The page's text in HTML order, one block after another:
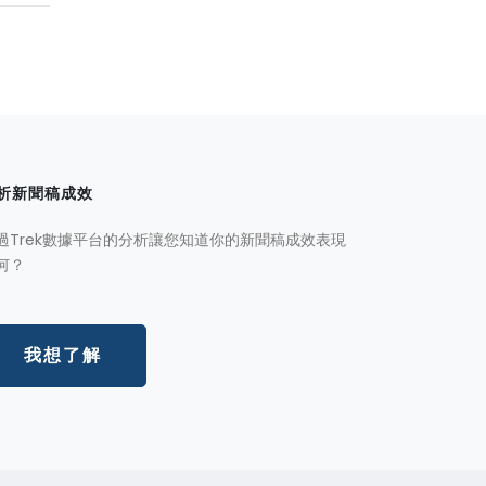
新聞稿成效
Trek數據平台的分析讓您知道你的新聞稿成效表現
？
我想了解